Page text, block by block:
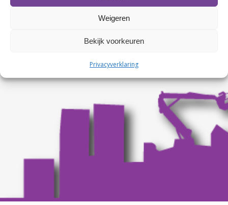
Weigeren
Bekijk voorkeuren
Privacyverklaring